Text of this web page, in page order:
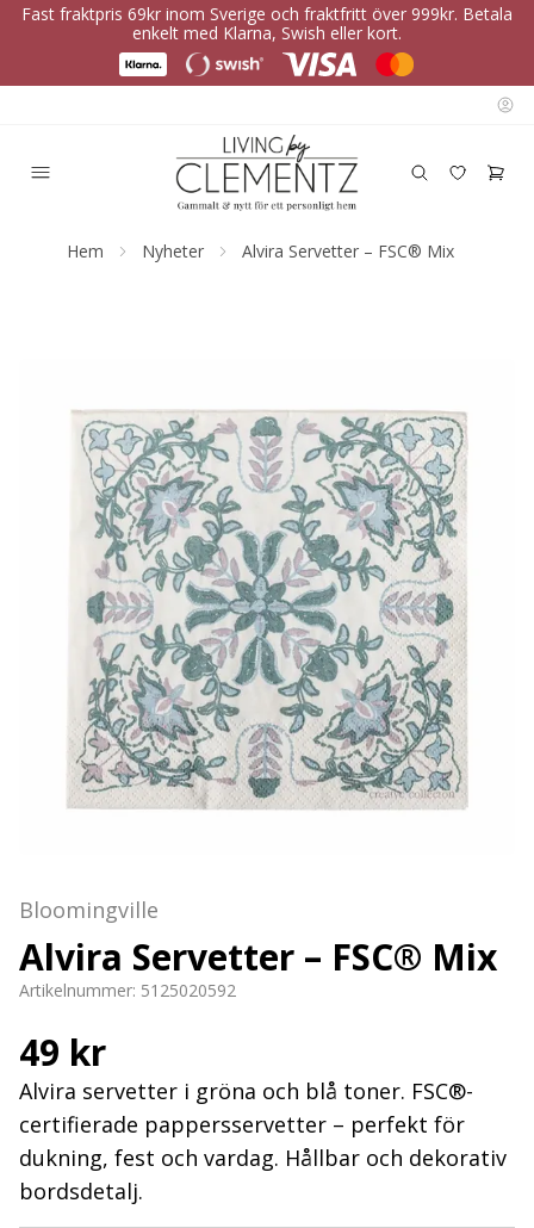
Fast fraktpris 69kr inom Sverige och fraktfritt över 999kr. Betala
enkelt med Klarna, Swish eller kort.
Hem Nyheter Alvira Servetter – FSC® Mix
Bloomingville
Alvira Servetter – FSC® Mix
Artikelnummer: 5125020592
49 kr
Alvira servetter i gröna och blå toner. FSC®-
certifierade pappersservetter – perfekt för
dukning, fest och vardag. Hållbar och dekorativ
bordsdetalj.